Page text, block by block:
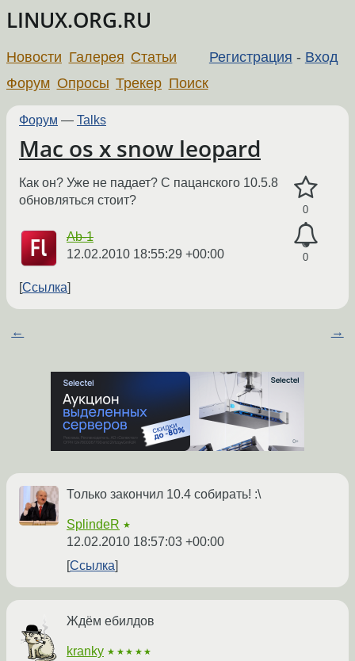
LINUX.ORG.RU
Регистрация - Вход
Новости Галерея Статьи
Форум Опросы Трекер Поиск
Форум — Talks
Mac os x snow leopard
0
0
Как он? Уже не падает? С пацанского 10.5.8
обновляться стоит?
Ab-1
12.02.2010 18:55:29 +00:00
Ссылка
← →
Только закончил 10.4 собирать! :\
SplindeR ★
12.02.2010 18:57:03 +00:00
Ссылка
Ждём ебилдов
kranky ★★★★★